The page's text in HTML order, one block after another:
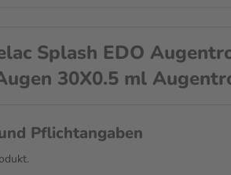
sicher mit anderen Augenprodukten
15 Minuten zwischen der Anwendung
Splash EDO
Ein-Dosis-Ophtiole vom Streifen ab.
Splash EDO
30X0.5 ml
Pflichtangaben